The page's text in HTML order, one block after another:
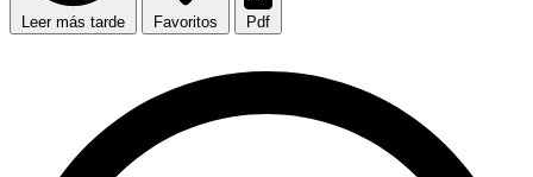
Leer más tarde Favoritos Pdf